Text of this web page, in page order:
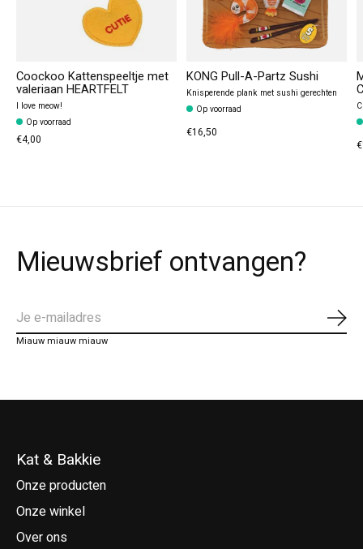
Coockoo Kattenspeeltje met
valeriaan HEARTFELT
I love meow!
Op voorraad
€4,00
KONG Pull-A-Partz Sushi
Knisperende plank met sushi gerechten
Op voorraad
€16,50
Mieuwsbrief ontvangen?
Miauw miauw miauw
Kat & Bakkie
Onze producten
Onze winkel
Over ons